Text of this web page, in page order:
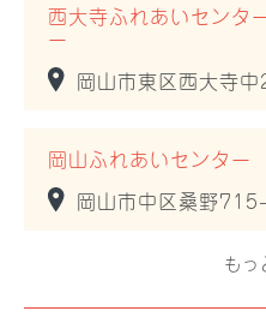
西大寺ふれあいセン
ー
岡山市東区西大寺
岡山ふれあいセンタ
岡山市中区桑野
もっ